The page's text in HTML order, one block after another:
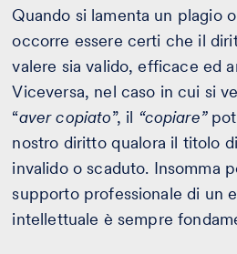
Quando si lamenta un plagio
occorre essere certi che il
valere sia valido, efficace ed
Viceversa, nel caso in cui si
“aver copiato”, il “copiare”
nostro diritto qualora il titolo
invalido o scaduto. Insomma
supporto professionale di un
intellettuale è sempre